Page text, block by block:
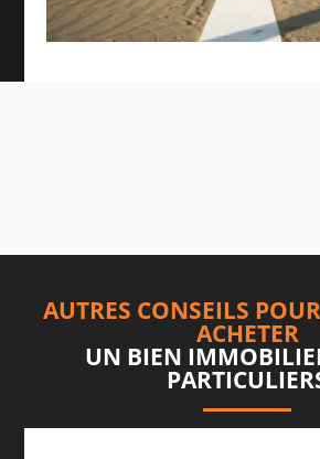
AUTRES CONSEILS
ACHETER
UN BIEN